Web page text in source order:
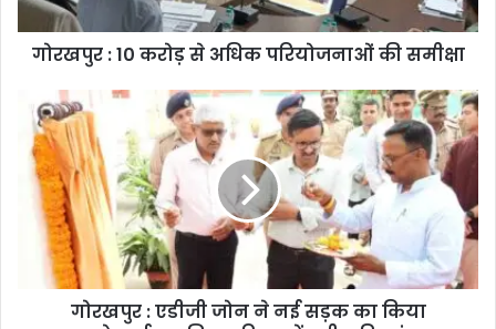
गोरखपुर : 10 करोड़ से अधिक परियोजनाओं की समीक्षा
गोरखपुर : एडीजी जोन ने नई सड़क का किया